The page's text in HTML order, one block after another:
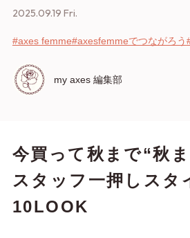
2025.09.19 Fri.
#axes femme#axesfemmeでつながろう
my axes 編集部
今買って秋まで“秋
スタッフ一押しスタ
10LOOK